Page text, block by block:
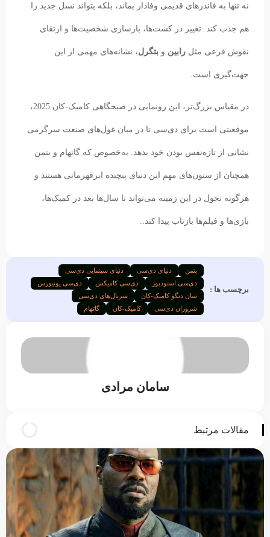
نه تنها به فاندرهای قدیمی وفادار بماند، بلکه بتواند نسل جدید را
هم جذب کند. تغییر در کست‌ها، بازسازی شخصیت‌ها و ارتقای
نقوش فرعی مثل رابین و بتگرل، نشانه‌های مهمی از این
جهت‌گیری است.
در مقیاس بزرگ‌تر، این رونمایی در صبحگاهی کامیک-کان 2025،
موقعیتی است برای دی‌سی تا در میان غول‌های صنعت سرگرمی
نشانی از تازه‌نفس بودن خود بدهد. به‌خصوص که گاتهام و بتمن
همچنان از ستون‌های مهم این دنیای پیچیده ابرقهرمانی هستند و
هرگونه تحول در این زمینه می‌تواند تا سال‌ها بعد در کمیک‌ها،
بازی‌ها و فیلم‌ها بازتاب پیدا کند..
برچسب ها :
بتمن دنیای دی‌سی
دنیای سینمایی دی‌سی
دی‌سی استودیوز
دی‌سی کامیکس
دی‌سی یونیورس
سان دیگو کامیک-کان
سریال‌های دی‌سی
شروران دی‌سی
کامیک-کان گاتهام
سامان مرادی
مقالات مرتبط